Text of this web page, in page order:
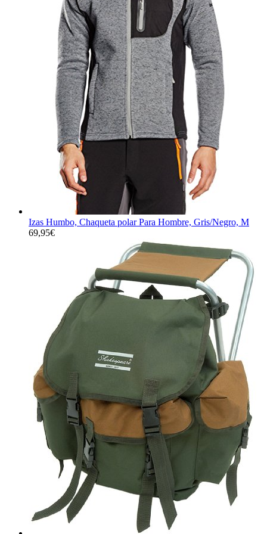
Izas Humbo, Chaqueta polar Para Hombre, Gris/Negro, M
69,95€